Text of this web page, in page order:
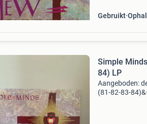
Gebruikt
Simple
84) LP
Aangeboden:
(81-82-83-